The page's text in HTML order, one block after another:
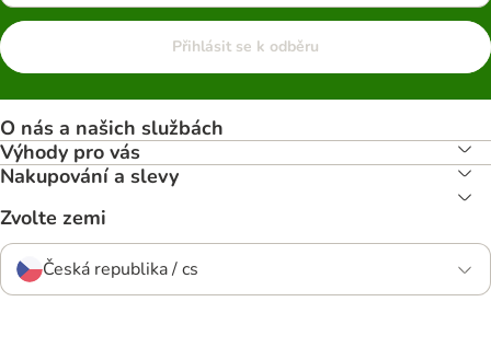
Přihlásit se k odběru
O nás a našich službách
Výhody pro vás
Nakupování a slevy
Zvolte zemi
Česká republika / cs